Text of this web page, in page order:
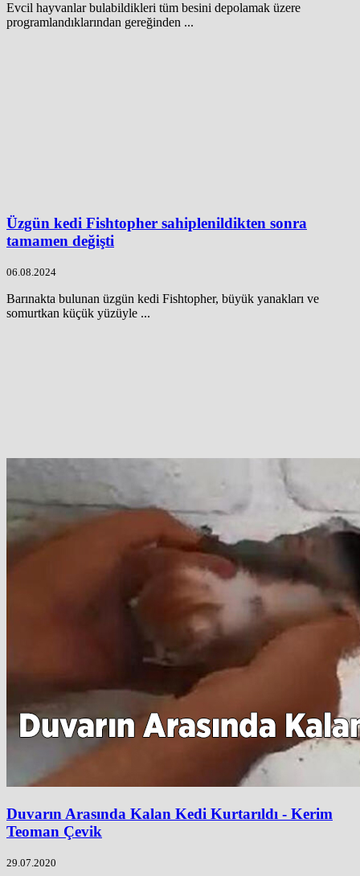
Evcil hayvanlar bulabildikleri tüm besini depolamak üzere
programlandıklarından gereğinden ...
Üzgün kedi Fishtopher sahiplenildikten sonra
tamamen değişti
06.08.2024
Barınakta bulunan üzgün kedi Fishtopher, büyük yanakları ve
somurtkan küçük yüzüyle ...
Duvarın Arasında Kalan Kedi Kurtarıldı - Kerim
Teoman Çevik
29.07.2020